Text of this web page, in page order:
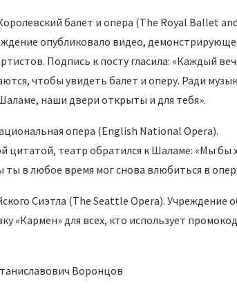
балет и опера (The Royal Ballet
опубликовало видео,
Подпись к посту гласила: «Каждый
чтобы увидеть балет и оперу. Ради
наши двери открыты и для тебя».
опера (English National Opera).
цитатой, театр обратился к Шаламе: «Мы бы
в любое время мог снова влюбиться в
Сиэтла (The Seattle Opera). Учреждение
«Кармен» для всех, кто использует промокод
Воронцов